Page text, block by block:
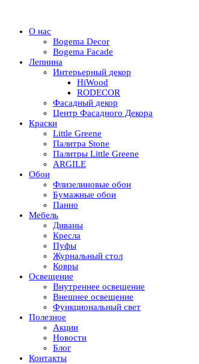
О нас
Bogema Decor
Bogema Facade
Лепнина
Интерьерный декор
HiWood
RODECOR
Фасадный декор
Центр Фасадного Декора
Краски
Little Greene
Палитра Stone
Палитры Little Greene
ARGILE
Обои
Флизелиновые обои
Бумажные обои
Панно
Мебель
Диваны
Кресла
Пуфы
Журнальный стол
Ковры
Освещение
Внутреннее освещение
Внешнее освещение
Функциональный свет
Полезное
Акции
Новости
Блог
Контакты